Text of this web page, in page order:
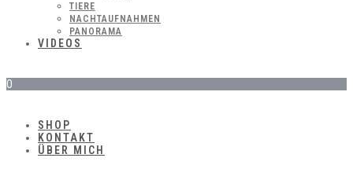
TIERE
NACHTAUFNAHMEN
PANORAMA
VIDEOS
0
SHOP
KONTAKT
ÜBER MICH